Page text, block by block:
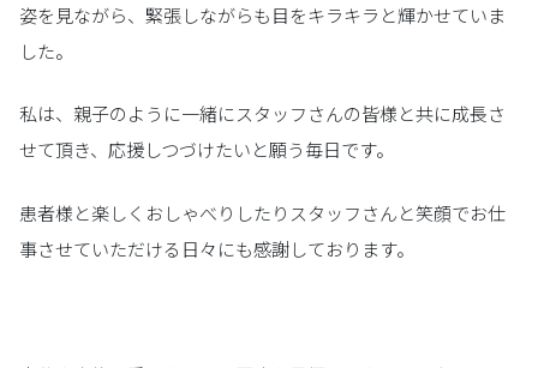
姿を見ながら、緊張しながらも目をキラキラと輝かせていま
した。
私は、親子のように一緒にスタッフさんの皆様と共に成長さ
せて頂き、応援しつづけたいと願う毎日です。
患者様と楽しくおしゃべりしたりスタッフさんと笑顔でお仕
事させていただける日々にも感謝しております。